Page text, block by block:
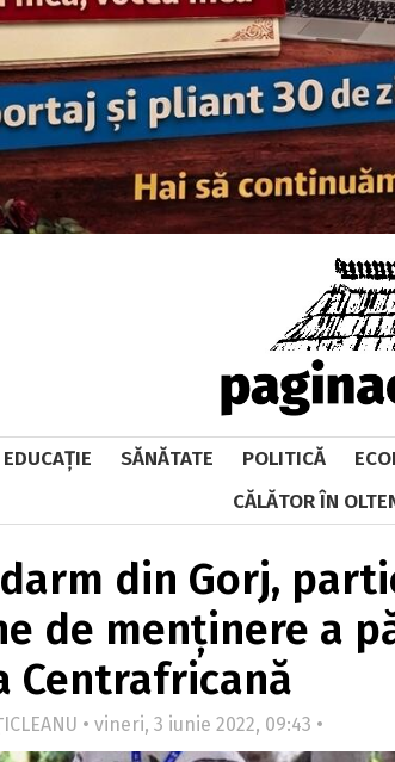
EDUCAȚIE SĂNĂTATE POLITICĂ
CĂLĂTOR ÎN
din Gorj,
de menținere a
Centrafricană
• vineri, 3 iunie 2022, 09:43 •